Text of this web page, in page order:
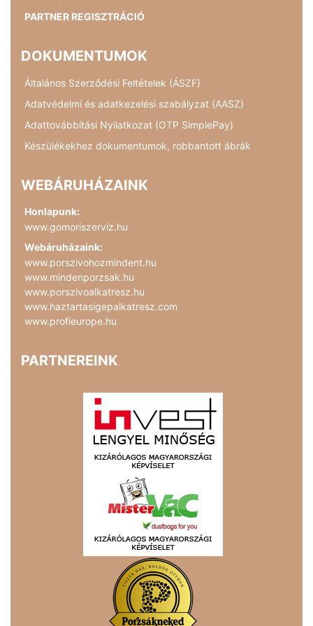
PARTNER REGISZTRÁCIÓ
DOKUMENTUMOK
Általános Szerződési Feltételek (ÁSZF)
Adatvédelmi és adatkezelési szabályzat (AASZ)
Adattovábbítási Nyilatkozat (OTP SimplePay)
Készülékekhez dokumentumok, robbantott ábrák
WEBÁRUHÁZAINK
Honlapunk:
www.gomoriszerviz.hu
Webáruházaink:
www.porszivohozmindent.hu
www.mindenporzsak.hu
www.porszivoalkatresz.hu
www.haztartasigepalkatresz.com
www.profieurope.hu
PARTNEREINK